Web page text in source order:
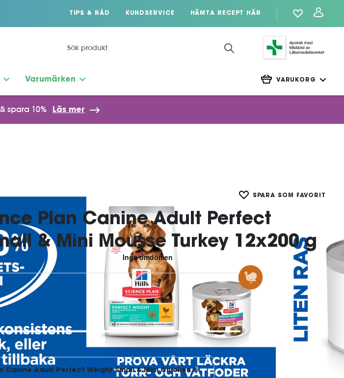
TIPS & RÅD KUNDSERVICE HÄMTA RECEPT HÄR
Varumärken VARUKORG
spara 10% Läs mer
SPARA SOM FAVORIT
Plan Canine Adult Perfect
& Mini Mousse Turkey 12x200 g
Weight Adult Small & Mini mousse med kalkon är ett helfoder för
eller äldre som är smått överviktiga eller har en tendens att gå
att stödja en hälsosam viktkontroll hos små hundar och ge
fibe...
Canine Adult Perfect Weight Small & Mini Chicken &